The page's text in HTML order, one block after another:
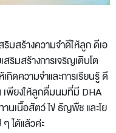
มสร้างความจำดีให้ลูก ดีเอ
ริมสร้างการเจริญเติบโต
กิดความจำและการเรียนรู้ ดี
เพียงให้ลูกดื่มนมที่มี DHA
นเนื้อสัตว์ ไข่ ธัญพืช และโย
ได้แล้วค่ะ